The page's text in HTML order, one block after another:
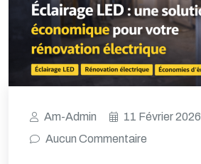
Am-Admin
11 Février 2026
Aucun Commentaire